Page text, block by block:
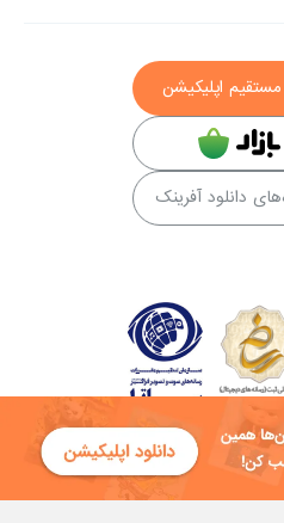
مستقیم اپلیکیشن
دانلود آفرینک
فناوی هفت آسمان توکان تعلق دارد و